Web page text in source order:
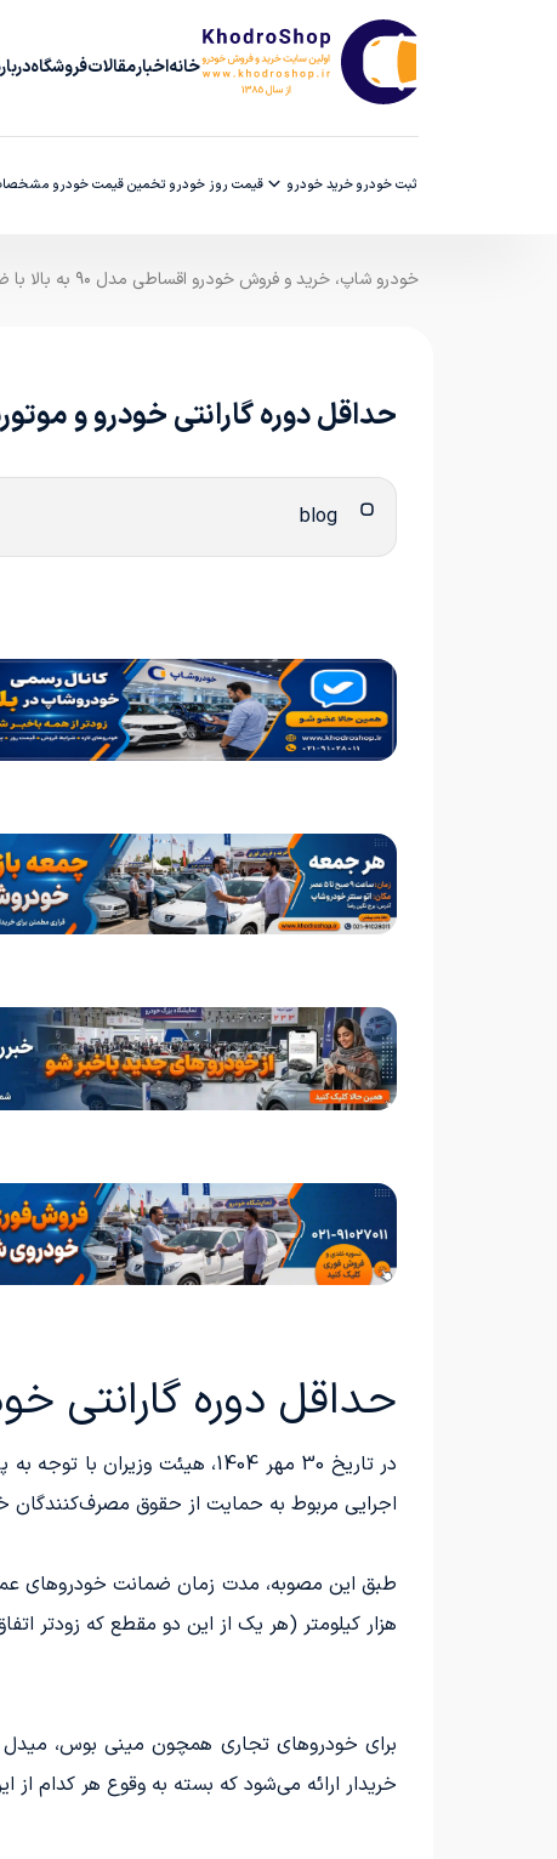
خانهاخبارمقالاتفروشگاه
ثبت خودروخرید خودرو قیمت روز خودرو تخمین قیمت خودرو
خودرو شاپ، خرید و فروش خودرو اقساطی مدل ۹۰ به بالا با ضمانت کارشناسی
حداقل دوره گارانتی خودرو و موتورسیکلت 3
حداقل دوره گارانتی خودرو و
اجرایی مربوط به حمایت از حقوق مصرف‌کنندگان
هزار کیلومتر (هر یک از این دو مقطع که زودتر
خریدار ارائه می‌شود که بسته به وقوع هر کدام از